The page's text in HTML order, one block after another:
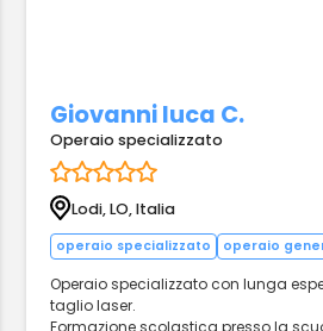
Giovanni luca C.
Operaio specializzato
Lodi, LO, Italia
operaio specializzato operaio
Operaio specializzato con lunga
taglio laser.
Formazione scolastica presso la